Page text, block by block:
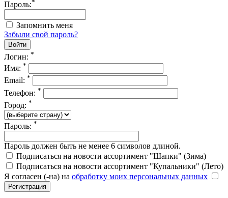
Пароль:*
Запомнить меня
Забыли свой пароль?
Логин: *
Имя: *
Email: *
Телефон: *
Город: *
Пароль: *
Пароль должен быть не менее 6 символов длиной.
Подписаться на новости ассортимент "Шапки" (Зима)
Подписаться на новости ассортимент "Купальники" (Лето)
Я согласен (-на) на обработку моих персональных данных